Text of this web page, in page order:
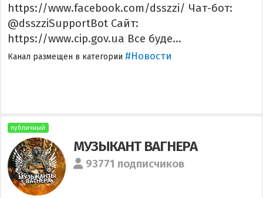
https://www.facebook.com/dsszzi/ Чат-бот:
@dsszziSupportBot Сайт:
https://www.cip.gov.ua Все буде...
Канал размещен в категории #Новости
публичный
МУЗЫКАНТ ВАГНЕРА
93771 подписчиков